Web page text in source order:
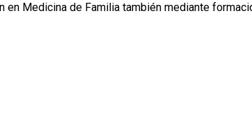
Medicina de Familia también mediante